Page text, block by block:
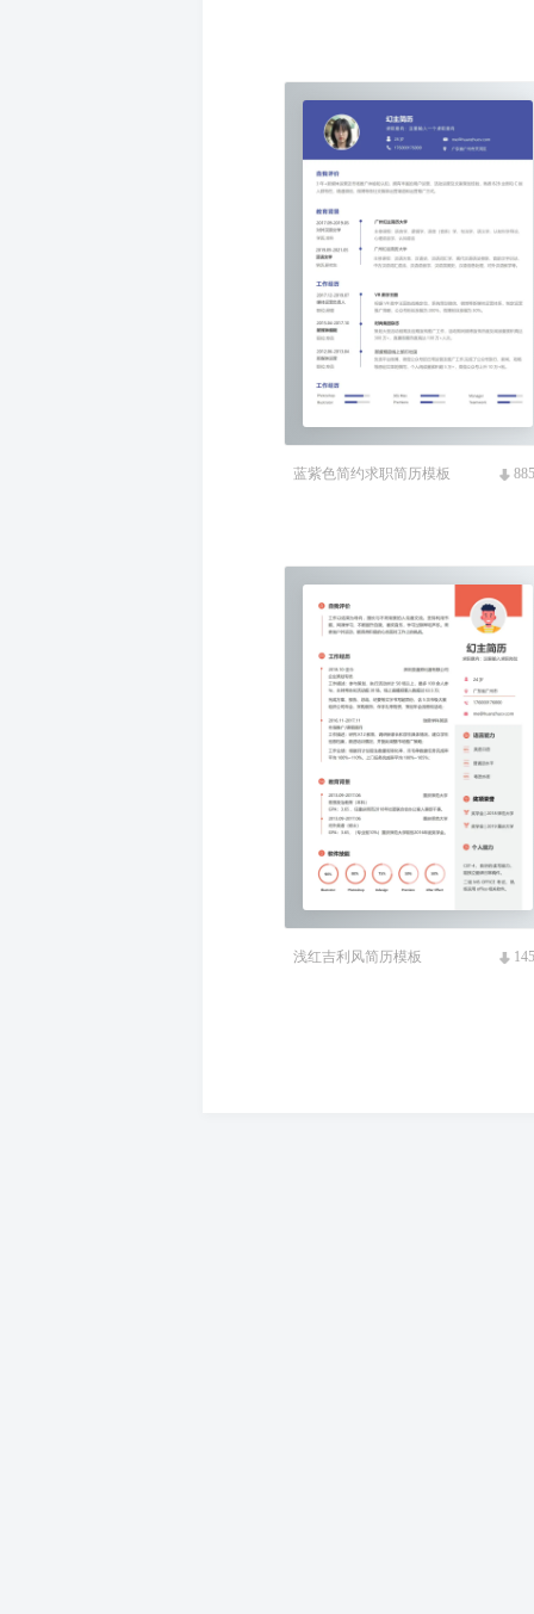
蓝紫色简约求职简历模板
浅红吉利风简历模板